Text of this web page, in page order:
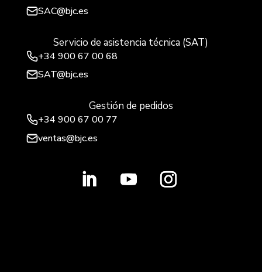
SAC@bjc.es
Servicio de asistencia técnica (SAT)
+34 900 67 00 68
SAT@bjc.es
Gestión de pedidos
+34 900 67 00 77
ventas@bjc.es